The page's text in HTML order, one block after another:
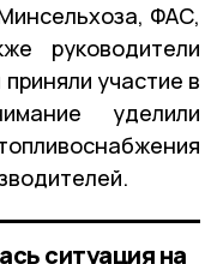
ФАС,
руководители
участие в
уделили
ситуация на